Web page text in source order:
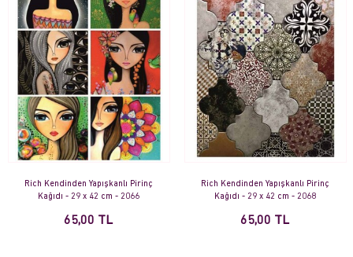
Rich Kendinden Yapışkanlı Pirinç
Kağıdı - 29 x 42 cm - 2066
65,00 TL
Rich Kendinden Yapışkanlı Pirinç
Kağıdı - 29 x 42 cm - 2068
65,00 TL